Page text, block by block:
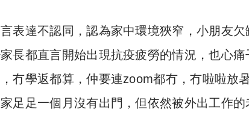
表達不認同，認為家中環境狹窄，小朋友
長都直言開始出現抗疫疲勞的情況，也心
冇學返都算，仲要連zoom都冇，冇啦啦放
足足一個月沒有出門，但依然被外出工作